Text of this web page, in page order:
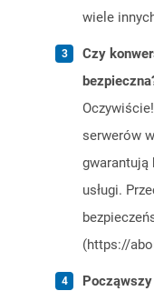
wiele
Czy
serwerów
gwarantują
usługi.
(https://